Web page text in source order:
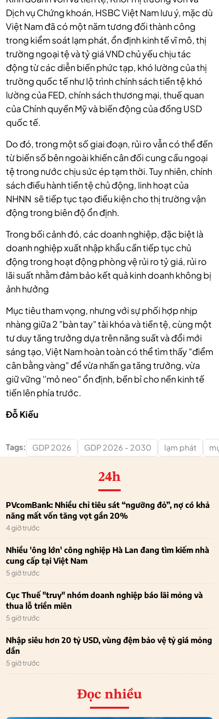
Dịch vụ Chứng khoán, HSBC Việt Namlưu ý, mặc dù
Việt Nam đã có một năm tương đối thành công
trong kiểm soát lạm phát, ổn định kinh tế vĩ mô, thị
trường ngoại tệ và tỷ giá VND chủ yếu chịu tác
động từ các diễn biến phức tạp, khó lường của thị
trường quốc tế như lộ trình chính sách tiền tệ khó
lường của FED, chính sách thương mại, thuế quan
của Chính quyền Mỹ và biến động của đồng USD
quốc tế.
Do đó, trong một số giai đoạn, rủi ro vẫn có thể đến
từ biến số bên ngoài khiến cân đối cung cầu ngoại
tệ trong nước chịu sức ép tạm thời. Tuy nhiên, chính
sách điều hành tiền tệ chủ động, linh hoạt của
NHNN sẽ tiếp tục tạo điều kiện cho thị trường vận
động trong biên độ ổn định.
Trong bối cảnh đó, các doanh nghiệp, đặc biệt là
doanh nghiệp xuất nhập khẩu cần tiếp tục chủ
động trong hoạt động phòng vệ rủi ro tỷ giá, rủi ro
lãi suất nhằm đảm bảo kết quả kinh doanh không bị
ảnh hưởng
Mục tiêu tham vọng, nhưng với sự phối hợp nhịp
nhàng giữa 2 "bàn tay" tài khóa và tiền tệ, cùng một
tư duy tăng trưởng dựa trên năng suất và đổi mới
sáng tạo, Việt Nam hoàn toàn có thể tìm thấy "điểm
cân bằng vàng" đểvừa nhấn ga tăng trưởng, vừa
giữ vững ''mỏ neo" ổn định, bền bỉ cho nền kinh tế
tiến lên phía trước.
Đỗ Kiều
Tags: GDP 2026 GDP 2026 - 2030 lạm phát
24h
PVcomBank: Nhiều chỉ tiêu sát “ngưỡng đỏ”, nợ có khả
năng mất vốn tăng vọt gần 20%
4 giờ trước
Nhiều 'ông lớn' công nghiệp Hà Lan đang tìm kiếm nhà
cung cấp tại Việt Nam
5 giờ trước
Cục Thuế "truy" nhóm doanh nghiệp báo lãi mỏng và
thua lỗ triền miên
5 giờ trước
Nhập siêu hơn 20 tỷ USD, vùng đệm bảo vệ tỷ giá mỏng
dần
5 giờ trước
Đọc nhiều